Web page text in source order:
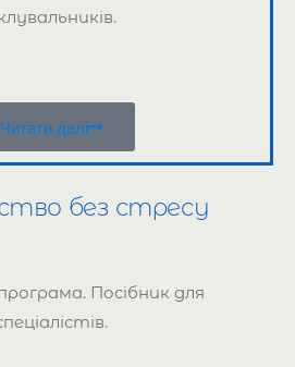
Читати далі
без стресу
Посібник для